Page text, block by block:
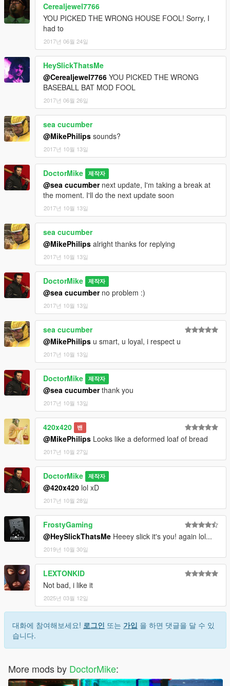
Cerealjewel7766
YOU PICKED THE WRONG HOUSE FOOL! Sorry, I
had to
2017년 06월 24일
HeySlickThatsMe
@Cerealjewel7766 YOU PICKED THE WRONG
BASEBALL BAT MOD FOOL
2017년 06월 26일
sea cucumber
@MikePhilips sounds?
2017년 10월 13일
DoctorMike 제작자
@sea cucumbernext update, I'm taking a break at
the moment. I'll do the next update soon
2017년 10월 13일
sea cucumber
@MikePhilips alright thanks for replying
2017년 10월 13일
DoctorMike 제작자
@sea cucumberno problem :)
2017년 10월 13일
sea cucumber
@MikePhilips u smart, u loyal, i respect u
2017년 10월 13일
DoctorMike 제작자
@sea cucumberthank you
2017년 10월 13일
420x420 밴
@MikePhilips Looks like a deformed loaf of bread
2017년 10월 27일
DoctorMike 제작자
@420x420 lol xD
2017년 10월 28일
FrostyGaming
@HeySlickThatsMe Heeey slick it's you! again lol...
2019년 10월 30일
LEXTONKID
Not bad, i like it
2025년 03월 12일
대화에 참여해보세요! 로그인 또는 가입 을 하면 댓글을 달 수 있
습니다.
More mods by DoctorMike: